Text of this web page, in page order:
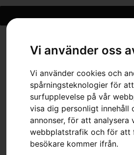
Vi använder oss
Vi använder cookies och
spårningsteknologier för
surfupplevelse på vår
visa dig personligt innehåll
annonser, för att analysera
webbplatstrafik och för att
besökare kommer ifrån.
CUT C85, 32″